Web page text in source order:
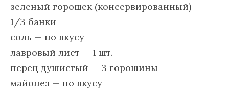
зеленый горошек (консервированный) —
1/3 банки
соль — по вкусу
лавровый лист — 1 шт.
перец душистый — 3 горошины
майонез — по вкусу